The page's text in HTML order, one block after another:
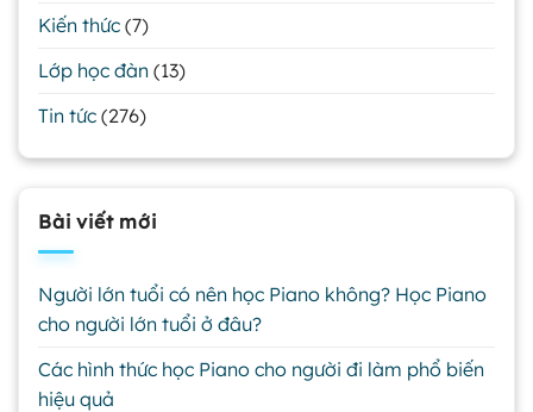
Kiến thức (7)
Lớp học đàn (13)
Tin tức (276)
Bài viết mới
Người lớn tuổi có nên học Piano không? Học Piano
cho người lớn tuổi ở đâu?
Các hình thức học Piano cho người đi làm phổ biến
hiệu quả